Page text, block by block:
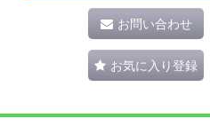
お問い合わせ
お気に入り登録